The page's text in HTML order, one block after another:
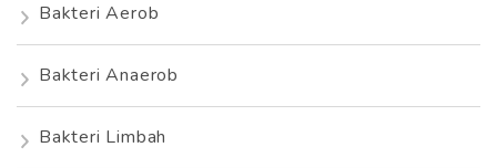
Bakteri Aerob
Bakteri Anaerob
Bakteri Limbah